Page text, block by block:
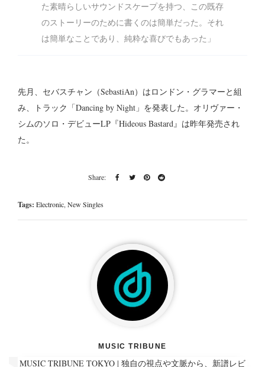
た素晴らしいサウンドスケープを持つ、この既存
のストーリーのために書くのは簡単だった。それ
は簡単なことであり、純粋な喜びでもあった」
先月、セバスチャン（SebastiAn）はロンドン・グラマーと組
み、トラック「Dancing by Night」を発表した。オリヴァー・
シムのソロ・デビューLP『Hideous Bastard』は昨年発売され
た。
Tags: Electronic,New Singles
MUSIC TRIBUNE
MUSIC TRIBUNE TOKYO | 独自の視点や文脈から、新譜レビ